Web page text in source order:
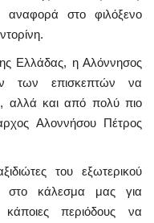
στο φιλόξενο
Ελλάδας, η Αλόννησος
των επισκεπτών να
αλλά και από πολύ πιο
Αλοννήσου Πέτρος
του εξωτερικού
στο κάλεσμα μας για
περιόδους να